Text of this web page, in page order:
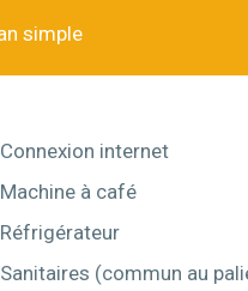
simple
Connexion internet
Machine à café
Réfrigérateur
Sanitaires (commun au